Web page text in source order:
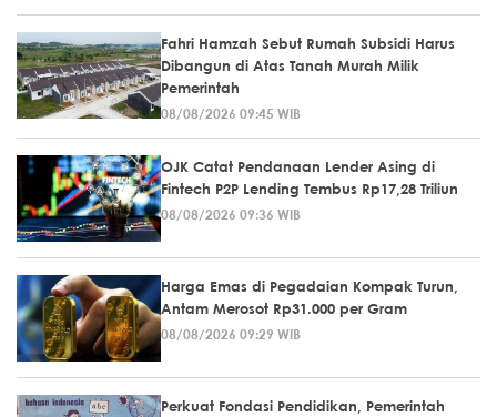
Fahri Hamzah Sebut Rumah Subsidi Harus
Dibangun di Atas Tanah Murah Milik
Pemerintah
08/08/2026 09:45 WIB
OJK Catat Pendanaan Lender Asing di
Fintech P2P Lending Tembus Rp17,28 Triliun
08/08/2026 09:36 WIB
Harga Emas di Pegadaian Kompak Turun,
Antam Merosot Rp31.000 per Gram
08/08/2026 09:29 WIB
Perkuat Fondasi Pendidikan, Pemerintah